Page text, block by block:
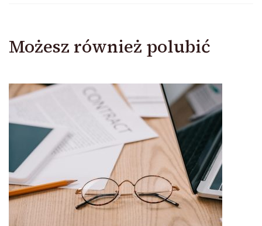
Możesz również polubić